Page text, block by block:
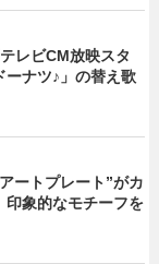
レビCM放映スタ
ナツ♪」の替え歌
ートプレート”がカ
象的なモチーフを